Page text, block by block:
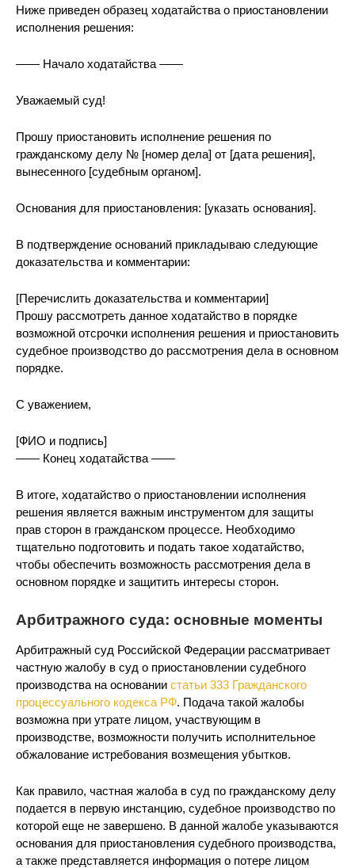
Ниже приведен образец ходатайства о приостановлении
исполнения решения:
—— Начало ходатайства ——
Уважаемый суд!
Прошу приостановить исполнение решения по
гражданскому делу № [номер дела] от [дата решения],
вынесенного [судебным органом].
Основания для приостановления: [указать основания].
В подтверждение оснований прикладываю следующие
доказательства и комментарии:
[Перечислить доказательства и комментарии]
Прошу рассмотреть данное ходатайство в порядке
возможной отсрочки исполнения решения и приостановить
судебное производство до рассмотрения дела в основном
порядке.
С уважением,
[ФИО и подпись]
—— Конец ходатайства ——
В итоге, ходатайство о приостановлении исполнения
решения является важным инструментом для защиты
прав сторон в гражданском процессе. Необходимо
тщательно подготовить и подать такое ходатайство,
чтобы обеспечить возможность рассмотрения дела в
основном порядке и защитить интересы сторон.
Арбитражного суда: основные моменты
Арбитражный суд Российской Федерации рассматривает
частную жалобу в суд о приостановлении судебного
производства на основании статьи 333 Гражданского
процессуального кодекса РФ. Подача такой жалобы
возможна при утрате лицом, участвующим в
производстве, возможности получить исполнительное
обжалование истребования возмещения убытков.
Как правило, частная жалоба в суд по гражданскому делу
подается в первую инстанцию, судебное производство по
которой еще не завершено. В данной жалобе указываются
основания для приостановления судебного производства,
а также представляется информация о потере лицом